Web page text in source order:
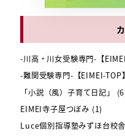
-川高・川女受験専門-【
-難関受験専門-【EIMEI-TOP】
「小説（風）子育て日記」
EIMEI寺子屋つぼみ (1)
Luce個別指導塾みずほ台校舎